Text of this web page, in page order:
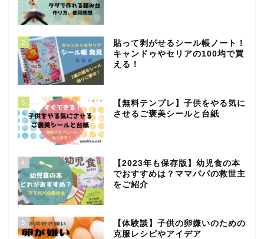
2
貼って剥がせるシール帳ノート！
キャンドゥやセリアの100均で買
える！
3
【無料テンプレ】子供をやる気に
させるご褒美シールと台紙
4
【2023年も保存版】幼児食の本
でおすすめは？ママパパの救世主
をご紹介
5
【体験談】子供の卵嫌いのための
克服レシピやアイデア